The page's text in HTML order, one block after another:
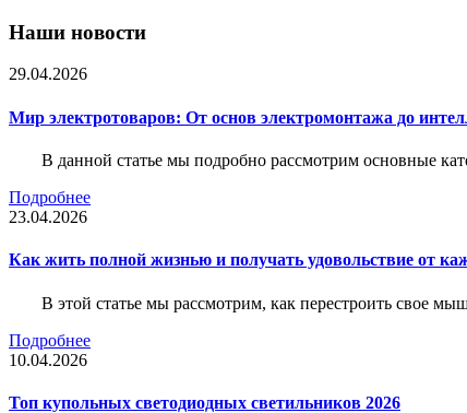
Наши новости
29.04.2026
Мир электротоваров: От основ электромонтажа до
В данной статье мы подробно рассмотрим основные
Подробнее
23.04.2026
Как жить полной жизнью и получать удовольствие от
В этой статье мы рассмотрим, как перестроить свое
Подробнее
10.04.2026
Топ купольных светодиодных светильников 2026